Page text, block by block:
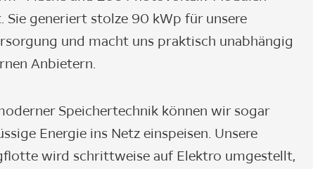
Sie generiert stolze 90 kWp für unsere
und macht uns praktisch unabhängig
Anbietern.
Speichertechnik können wir sogar
Energie ins Netz einspeisen. Unsere
wird schrittweise auf Elektro umgestellt,